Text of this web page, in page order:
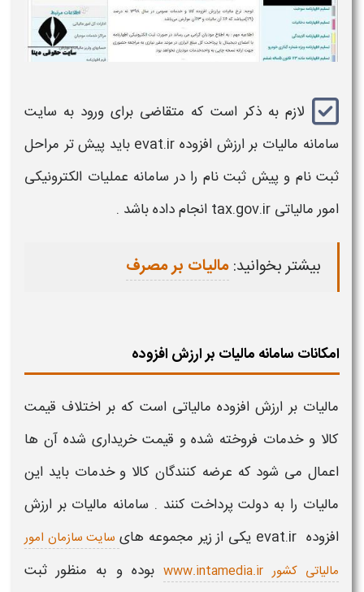
لازم به ذکر است که متقاضی برای ورود به سایت
سامانه مالیات بر ارزش افزوده evat.ir باید پیش تر مراحل
ثبت نام و پیش ثبت نام را در سامانه عملیات الکترونیکی
امور مالیاتی tax.gov.ir
انجام داده باشد .
بیشتر بخوانید:مالیات بر مصرف
امکانات سامانه مالیات بر ارزش افزوده
مالیات بر ارزش افزوده مالیاتی است که بر اختلاف قیمت
کالا و خدمات فروخته شده و قیمت خریداری شده آن ها
اعمال می شود که عرضه کنندگان کالا و خدمات باید این
مالیات را به دولت پرداخت کنند . سامانه مالیات بر ارزش
افزوده evat.ir یکی از زیر مجموعه های سایت سازمان امور
مالیاتی کشور www.intamedia.ir
بوده و به منظور ثبت